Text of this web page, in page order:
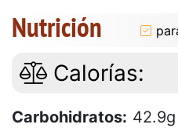
Nutrición
Calorías:
Carbohidratos: 42.9g